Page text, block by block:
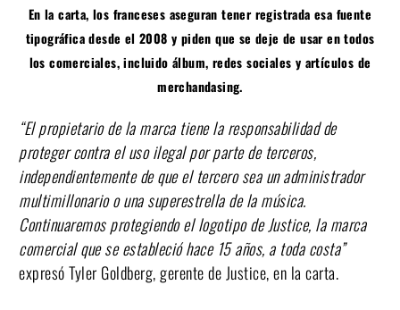
En la carta, los franceses aseguran tener registrada esa fuente
tipográfica desde el 2008 y piden que se deje de usar en todos
los comerciales, incluido álbum, redes sociales y artículos de
merchandasing.
“El propietario de la marca tiene la responsabilidad de
proteger contra el uso ilegal por parte de terceros,
independientemente de que el tercero sea un administrador
multimillonario o una superestrella de la música.
Continuaremos protegiendo el logotipo de Justice, la marca
comercial que se estableció hace 15 años, a toda costa”
expresó Tyler Goldberg, gerente de Justice, en la carta.